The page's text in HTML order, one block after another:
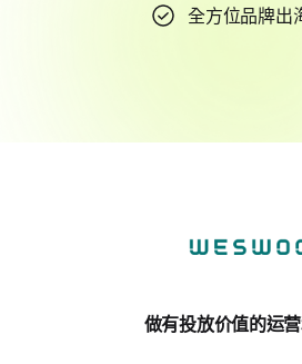
全方位品牌出
做有投放价值的运